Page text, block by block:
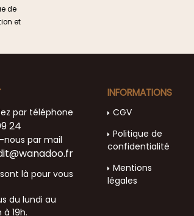
de
et
par téléphone
24
par mail
là pour vous
du lundi au
19h.
INFORMATIONS
CGV
Politique de
confidentialité
Mentions
légales